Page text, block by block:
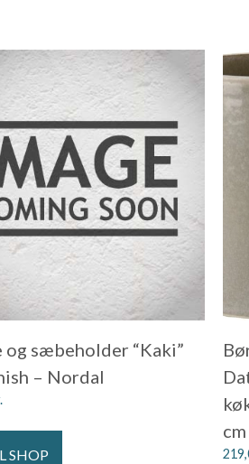
og sæbeholder “Kaki”
– Nordal
SHOP
cm